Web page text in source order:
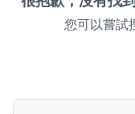
您可以嘗試